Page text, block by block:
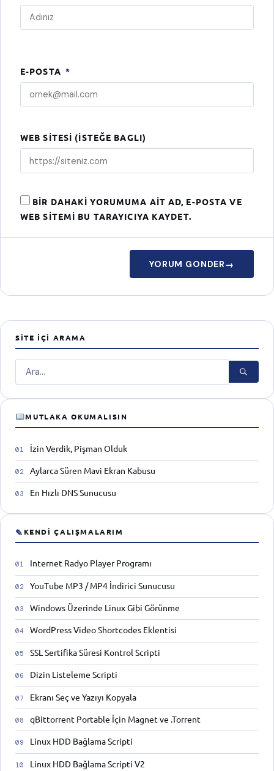
E-POSTA *
WEB SITESI (ISTEĞE BAGLI)
BIR DAHAKI YORUMUMA AIT AD, E-POSTA VE
WEB SITEMI BU TARAYICIYA KAYDET.
YORUM GONDER→
SITE İÇI ARAMA
MUTLAKA OKUMALISIN
İzin Verdik, Pişman Olduk
Aylarca Süren Mavi Ekran Kabusu
En Hızlı DNS Sunucusu
✎ KENDI ÇALIŞMALARIM
Internet Radyo Player Programı
YouTube MP3 / MP4 İndirici Sunucusu
Windows Üzerinde Linux Gibi Görünme
WordPress Video Shortcodes Eklentisi
SSL Sertifika Süresi Kontrol Scripti
Dizin Listeleme Scripti
Ekranı Seç ve Yazıyı Kopyala
qBittorrent Portable İçin Magnet ve .Torrent
Linux HDD Bağlama Scripti
Linux HDD Bağlama Scripti V2